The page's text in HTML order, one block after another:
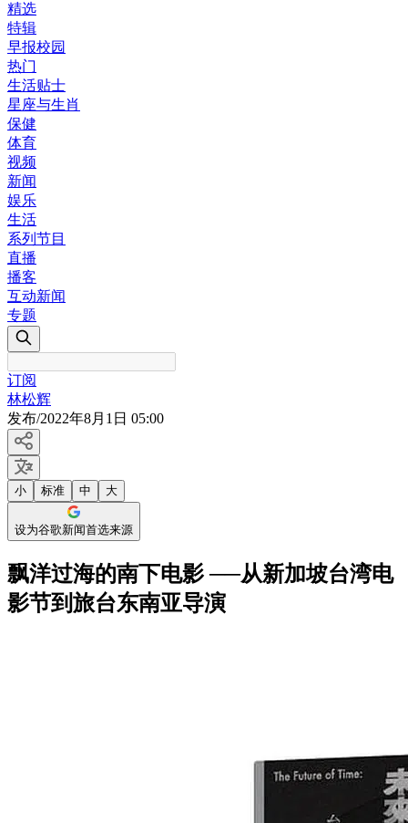
精选
特辑
早报校园
热门
生活贴士
星座与生肖
保健
体育
视频
新闻
娱乐
生活
系列节目
直播
播客
互动新闻
专题
订阅
林松辉
发布/2022年8月1日 05:00
小 标准 中 大
设为谷歌新闻首选来源
飘洋过海的南下电影 ──从新加坡台湾电
影节到旅台东南亚导演